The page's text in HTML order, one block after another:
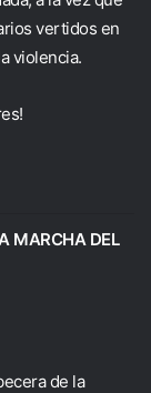
vertidos en
violencia.
MARCHA DEL
de la